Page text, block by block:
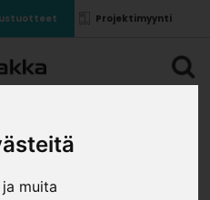
muita
Projektimyynti